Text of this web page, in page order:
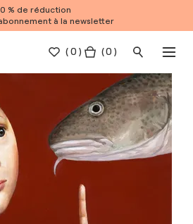
% de réduction
à la newsletter
(0 ) ( 0 )